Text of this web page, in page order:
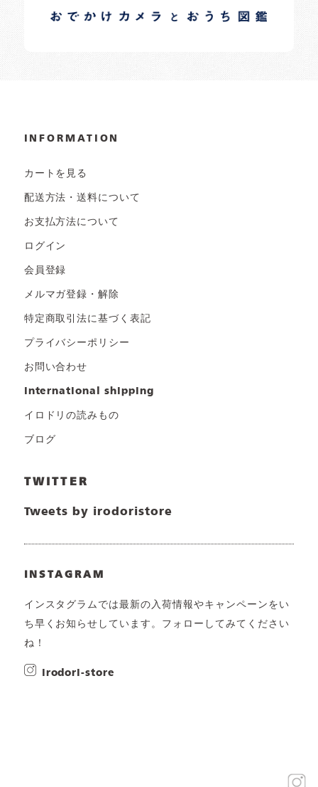
日常の様子など随時更新中です。
INFORMATION
カートを見る
配送方法・送料について
お支払方法について
ログイン
会員登録
メルマガ登録・解除
特定商取引法に基づく表記
プライバシーポリシー
お問い合わせ
international shipping
イロドリの読みもの
ブログ
TWITTER
Tweets by irodoristore
INSTAGRAM
インスタグラムでは最新の入荷情報やキャンペーンをい
ち早くお知らせしています。フォローしてみてください
ね！
irodori-store